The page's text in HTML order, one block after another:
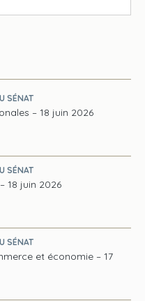
SÉNAT
– 18 juin 2026
SÉNAT
18 juin 2026
SÉNAT
et économie – 17